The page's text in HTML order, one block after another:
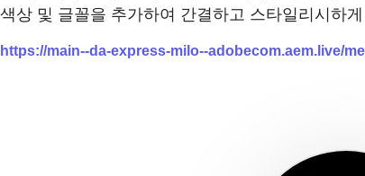
색상 및 글꼴을 추가하여 간결하고 스타일리시하
https://main--da-express-milo--adobecom.aem.live/